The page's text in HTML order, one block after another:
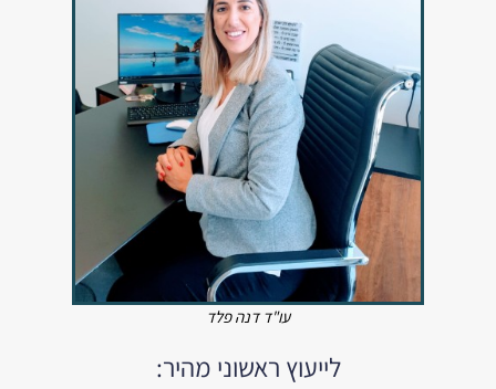
עו"ד דנה פלד
לייעוץ ראשוני מהיר: